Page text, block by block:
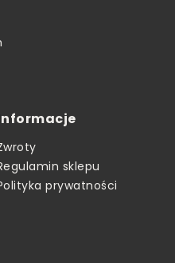
sklepu
prywatności